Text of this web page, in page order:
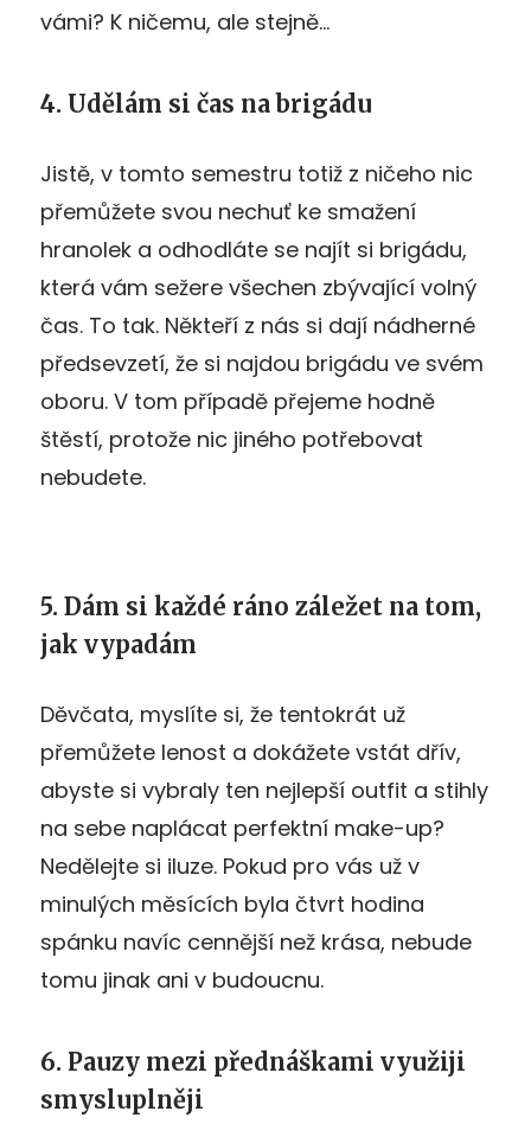
vámi? K ničemu, ale stejně…
4. Udělám si čas na brigádu
Jistě, v tomto semestru totiž z ničeho nic
přemůžete svou nechuť ke smažení
hranolek a odhodláte se najít si brigádu,
která vám sežere všechen zbývající volný
čas. To tak. Někteří z nás si dají nádherné
předsevzetí, že si najdou brigádu ve svém
oboru. V tom případě přejeme hodně
štěstí, protože nic jiného potřebovat
nebudete.
5. Dám si každé ráno záležet na tom,
jak vypadám
Děvčata, myslíte si, že tentokrát už
přemůžete lenost a dokážete vstát dřív,
abyste si vybraly ten nejlepší outfit a stihly
na sebe naplácat perfektní make-up?
Nedělejte si iluze. Pokud pro vás už v
minulých měsících byla čtvrt hodina
spánku navíc cennější než krása, nebude
tomu jinak ani v budoucnu.
6. Pauzy mezi přednáškami využiji
smysluplněji